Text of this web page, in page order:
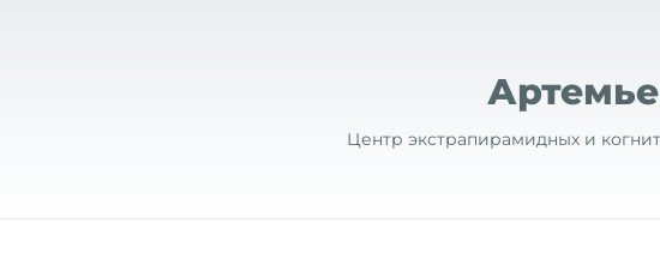
Центр экстрапирамидных и